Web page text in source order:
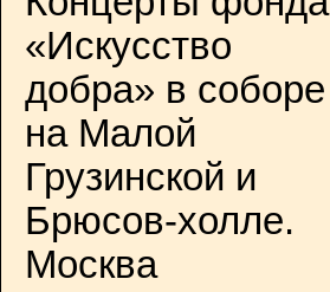
«Искусство
добра» в соборе
на Малой
Грузинской и
Брюсов-холле.
Москва